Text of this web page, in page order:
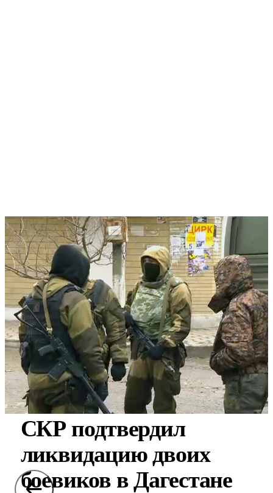
СКР подтвердил
ликвидацию двоих
боевиков в Дагестане